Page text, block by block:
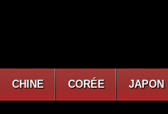
CHINE CORÉE JAPON